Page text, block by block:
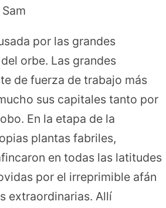
por las grandes
orbe. Las grandes
de fuerza de trabajo más
sus capitales tanto por
En la etapa de la
plantas fabriles,
en todas las latitudes
por el irreprimible afán
extraordinarias. Allí